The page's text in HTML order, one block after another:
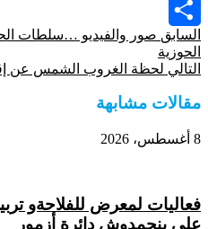
Viber
Share
السابق صور والفيديو …سلطات
الحوزية
التالي لحظة الغروب الشمس عن
مقالات مشابهة
8 أغسطس، 2026
فعاليات لمعرض للفلاحةو
علي بنحمدوش دائرة أزمور